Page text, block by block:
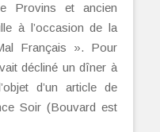
Provins et ancien
à l’occasion de la
Français ». Pour
décliné un dîner à
d’un article de
Soir (Bouvard est